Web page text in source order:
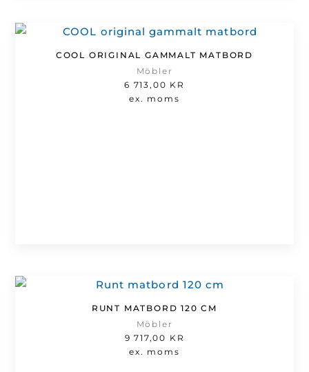
COOL ORIGINAL GAMMALT MATBORD
Möbler
6 713,00 KR
ex. moms
RUNT MATBORD 120 CM
Möbler
9 717,00 KR
ex. moms